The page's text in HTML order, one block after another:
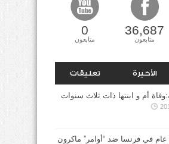
36,687
متابعون
0
متابعون
الأخيرة تعليقات
أم و ابنتها ذات ثلاث سنوات
في فرنسا ضد “أوامر” ماكرون